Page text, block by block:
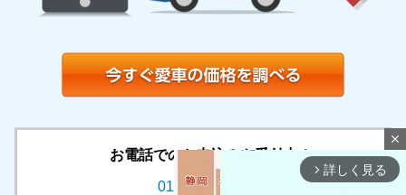
お電話でのお申込みも受付中！
0120-994-996
close
arrow_forward_ios 詳しく見る